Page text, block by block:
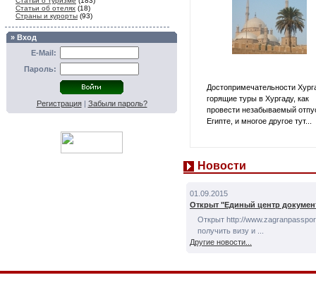
Статьи об отелях (18)
Страны и курорты (93)
» Вход
E-Mail:
Пароль:
Регистрация| Забыли пароль?
Достопримечательности
горящие туры в Хургаду, как
провести незабываемый
Египте, и многое другое тут...
Новости
01.09.2015
Открыт "Единый центр
Открыт http://
получить визу и ...
Другие новости...